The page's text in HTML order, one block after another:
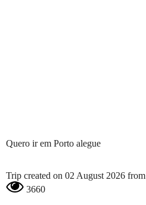
Quero ir em Porto alegue
Trip created on 02 August 2026 from
3660